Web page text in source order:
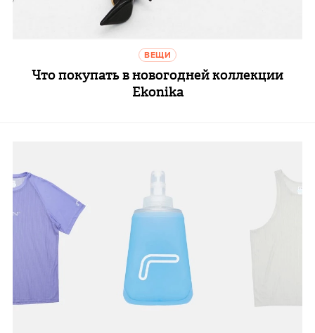
ВЕЩИ
Что покупать в новогодней коллекции
Ekonika